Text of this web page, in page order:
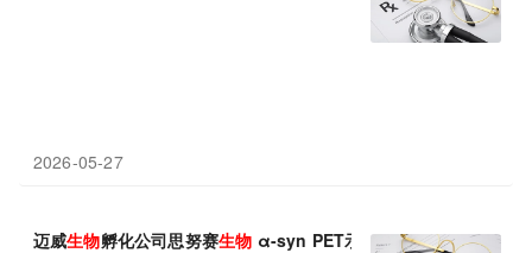
2026-05-27
迈威生物孵化公司思努赛生物 α-syn PET示踪剂SST001获NMPA